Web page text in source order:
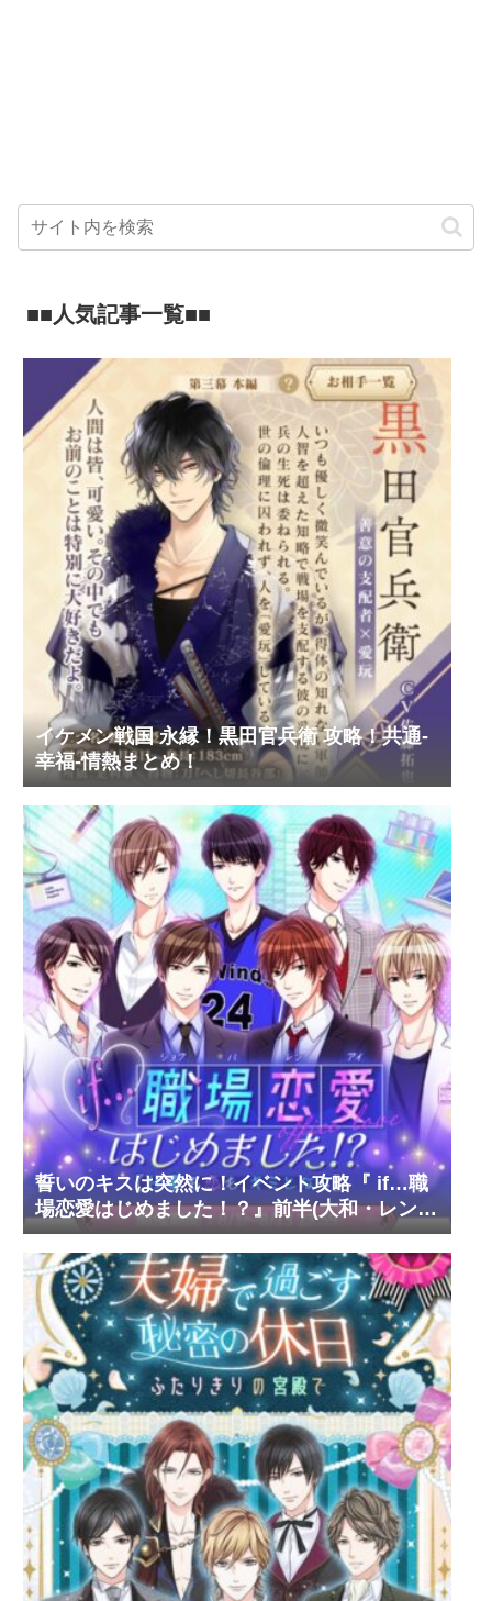
■■人気記事一覧■■
イケメン戦国 永縁！黒田官兵衛 攻略！共通-
幸福-情熱まとめ！
誓いのキスは突然に！イベント攻略『 if…職
場恋愛はじめました！？』前半(大和・レン・
環・蒼太)